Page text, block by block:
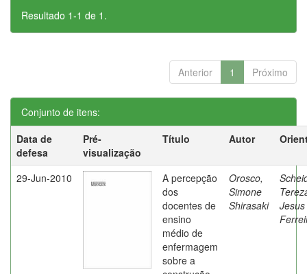
Resultado 1-1 de 1.
Anterior 1 Próximo
Conjunto de itens:
Data de
defesa
Pré-
visualização
Título Autor
29-Jun-2010
A percepção
dos
docentes de
ensino
médio de
enfermagem
sobre a
Orosco,
Simone
Shirasaki
Jesus